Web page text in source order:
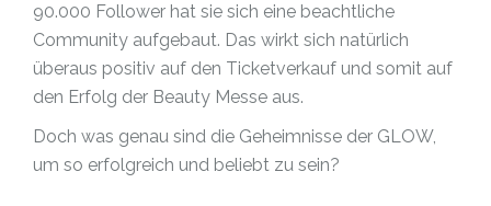
90.000 Follower hat sie sich eine beachtliche
Community aufgebaut. Das wirkt sich natürlich
überaus positiv auf den Ticketverkauf und somit auf
den Erfolg der Beauty Messe aus.
Doch was genau sind die Geheimnisse der GLOW,
um so erfolgreich und beliebt zu sein?